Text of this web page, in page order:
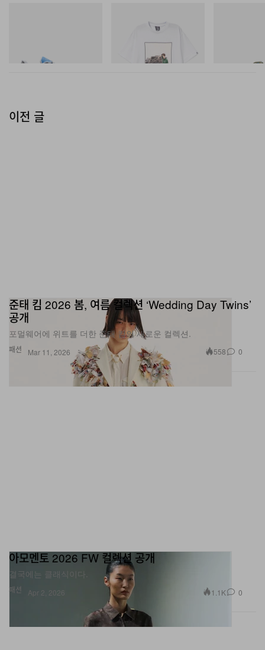
Billionaire Boys Club X Initial
D Cotton T-Shirt 2
이전 글
패션
준태 킴 2026 봄, 여름 컬렉션 ‘Wedding Day Twins’
공개
포멀웨어에 위트를 더한 준태 킴의 새로운 컬렉션.
Mar 11, 2026 558 0
패션
아모멘토 2026 FW 컬렉션 공개
결국에는 클래식이다.
Apr 2, 2026 1.1K 0